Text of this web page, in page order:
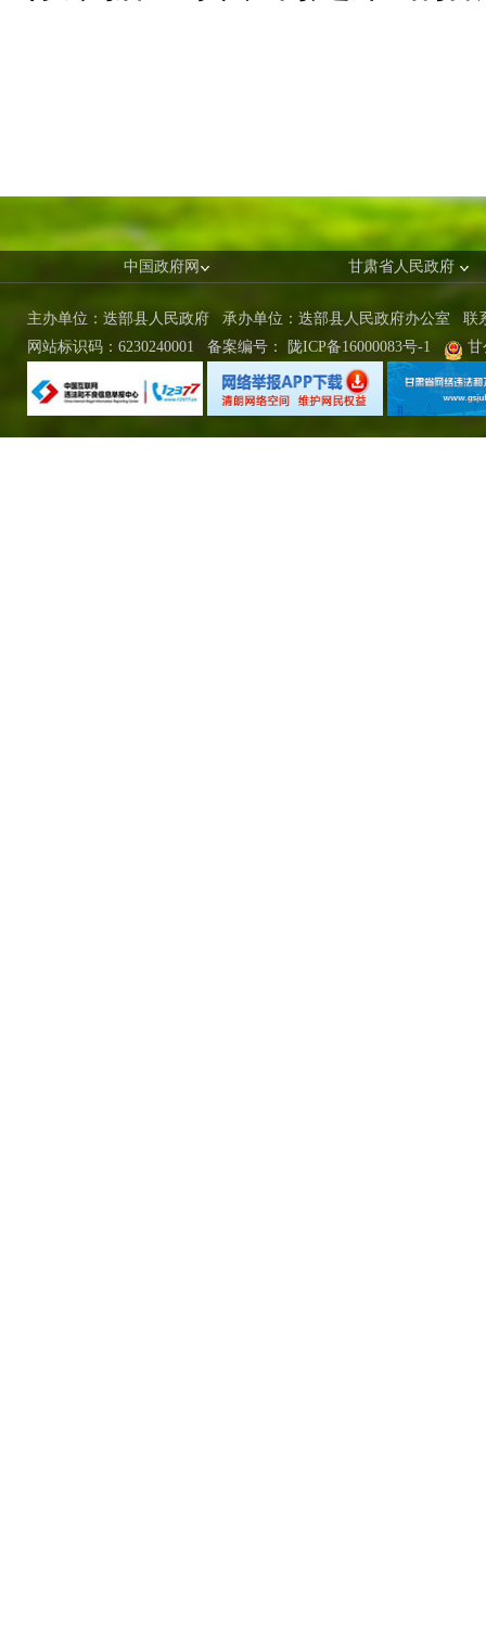
中国政府网 甘肃省人民政府
主办单位：迭部县人民政府 承办单位：迭部县人民政府办公室 联
网站标识码：6230240001
备案编号： 陇ICP备16000083号-1 甘